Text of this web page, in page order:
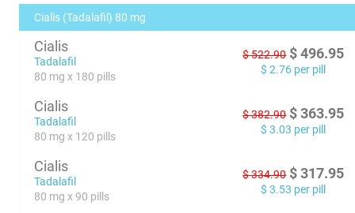
Cialis (Tadalafil) 80 mg
Cialis
Tadalafil
80 mg x 180 pills
$522.90 $ 496.95
$ 2.76 per pill
Cialis
Tadalafil
80 mg x 120 pills
$382.90 $ 363.95
$ 3.03 per pill
Cialis
Tadalafil
80 mg x 90 pills
$334.90 $ 317.95
$ 3.53 per pill